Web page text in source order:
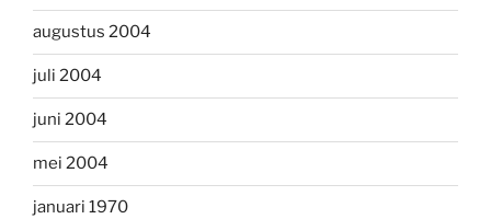
augustus 2004
juli 2004
juni 2004
mei 2004
januari 1970